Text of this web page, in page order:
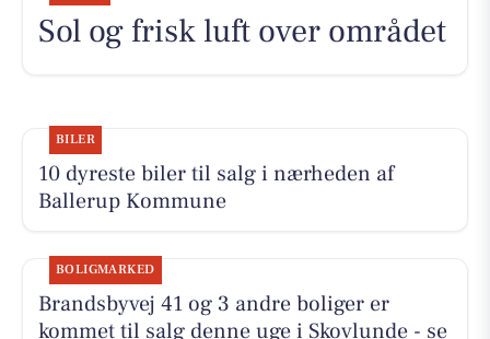
Sol og frisk luft over området
BILER
10 dyreste biler til salg i nærheden af
Ballerup Kommune
BOLIGMARKED
Brandsbyvej 41 og 3 andre boliger er
kommet til salg denne uge i Skovlunde - se